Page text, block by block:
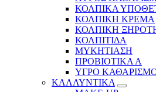
ΚΟΛΠΙΚΑ
ΚΟΛΠΙΚΗ ΚΡΕΜΑ
ΚΟΛΠΙΚΗ
ΚΟΛΠΙΤΙΔΑ
ΜΥΚΗΤΙΑΣΗ
ΠΡΟΒΙΟΤΙΚΑ Α
ΥΓΡΟ
ΚΑΛΛΥΝΤΙΚΑ